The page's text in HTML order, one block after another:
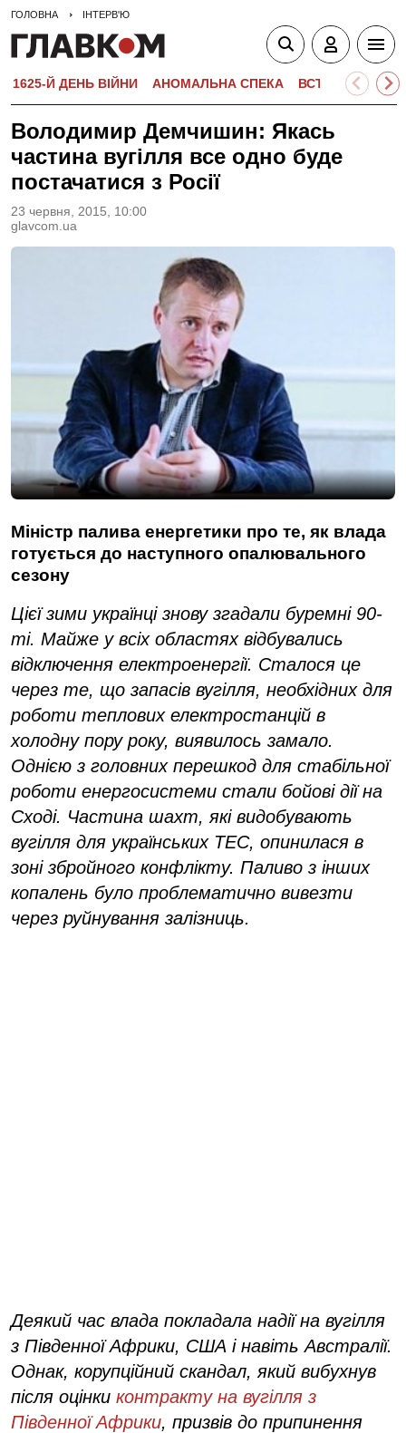
ГОЛОВНА ІНТЕРВ'Ю
1625-Й ДЕНЬ ВІЙНИ АНОМАЛЬНА СПЕКА ВСТУПНА
Володимир Демчишин: Якась
частина вугілля все одно буде
постачатися з Росії
23 червня, 2015, 10:00
glavcom.ua
Міністр палива енергетики про те, як влада
готується до наступного опалювального
сезону
Цієї зими українці знову згадали буремні 90-
ті. Майже у всіх областях відбувались
відключення електроенергії. Сталося це
через те, що запасів вугілля, необхідних для
роботи теплових електростанцій в
холодну пору року, виявилось замало.
Однією з головних перешкод для стабільної
роботи енергосистеми стали бойові дії на
Сході. Частина шахт, які видобувають
вугілля для українських ТЕС, опинилася в
зоні збройного конфлікту. Паливо з інших
копалень було проблематично вивезти
через руйнування залізниць.
Деякий час влада покладала надії на вугілля
з Південної Африки, США і навіть Австралії.
Однак, корупційний скандал, який вибухнув
після оцінки контракту на вугілля з
Південної Африки, призвів до припинення